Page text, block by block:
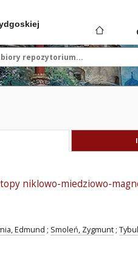
niklowo-miedziowo-
Edmund ; Smoleń, Zygmunt ;